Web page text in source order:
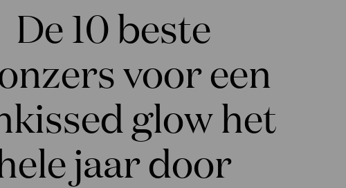
De 10 beste
voor een
glow het
jaar door